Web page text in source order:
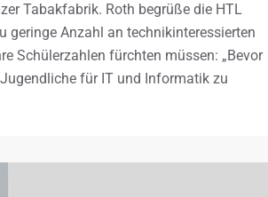
Tabakfabrik. Roth begrüße die HTL
geringe Anzahl an technikinteressierten
Schülerzahlen fürchten müssen: „Bevor
für IT und Informatik zu